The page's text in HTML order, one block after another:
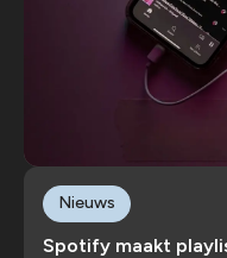
Spotify maakt
Nieuws